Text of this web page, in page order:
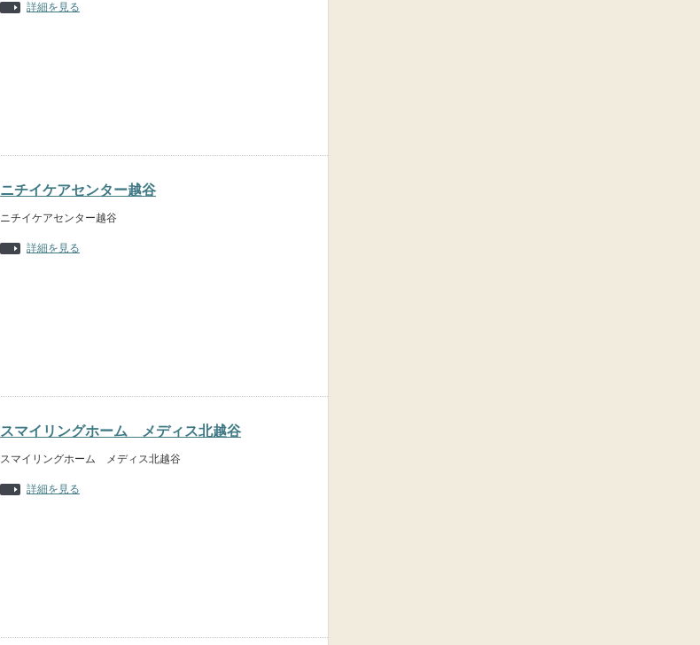
詳細を見る
ニチイケアセンター越谷
ニチイケアセンター越谷
詳細を見る
スマイリングホーム メディス北越谷
スマイリングホーム メディス北越谷
詳細を見る